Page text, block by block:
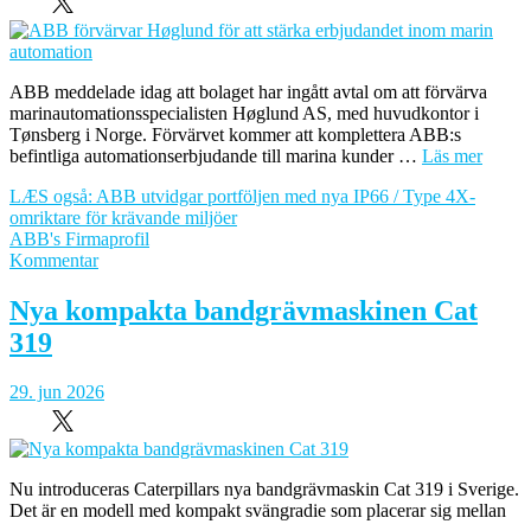
LGV:er?
ABB meddelade idag att bolaget har ingått avtal om att förvärva
marinautomationsspecialisten Høglund AS, med huvudkontor i
Tønsberg i Norge. Förvärvet kommer att komplettera ABB:s
befintliga automationserbjudande till marina kunder … Läs mer
LÆS også: ABB utvidgar portföljen med nya IP66 / Type 4X-
omriktare för krävande miljöer
ABB's Firmaprofil
Kommentarom
förvärvar
Høglund
stärka
marin
Nya kompakta bandgrävmaskinen Cat
319
29. jun 2026
Nu introduceras Caterpillars nya bandgrävmaskin Cat 319 i Sverige.
Det är en modell med kompakt svängradie som placerar sig mellan